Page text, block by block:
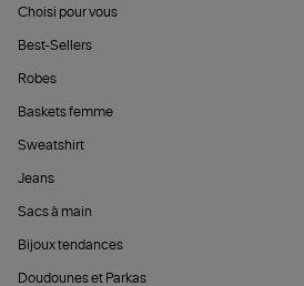
Choisi pour vous
Best-Sellers
Robes
Baskets femme
Sweatshirt
Jeans
Sacs à main
Bijoux tendances
Doudounes et Parkas